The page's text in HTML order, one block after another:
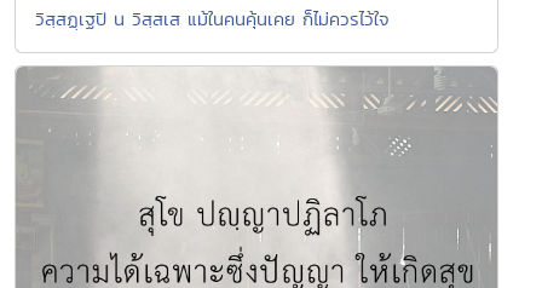
วิสฺสฏฺเฐปิ น วิสฺสเส แม้ในคนคุ้นเคย ก็ไม่ควรไว้ใจ